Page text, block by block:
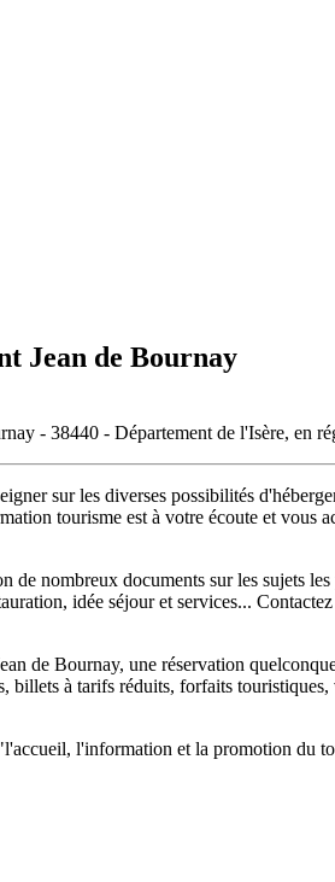
Jean de Bournay
- 38440 - Département de l'Isère, en
sur les diverses possibilités
tourisme est à votre écoute et vous
nombreux documents sur les sujets
idée séjour et services...
de Bournay, une réservation
à tarifs réduits, forfaits
l'information et la promotion du